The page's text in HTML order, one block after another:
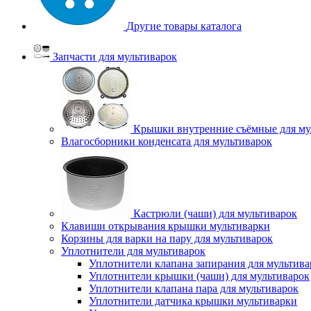
Другие товары каталога
Запчасти для мультиварок
Крышки внутренние съёмные для
Влагосборники конденсата для мультиварок
Кастрюли (чаши) для мультиварок
Клавиши открывания крышки мультиварки
Корзины для варки на пару для мультиварок
Уплотнители для мультиварок
Уплотнители клапана запирания для
Уплотнители крышки (чаши) для мультиварок
Уплотнители клапана пара для мультиварок
Уплотнители датчика крышки мультиварки